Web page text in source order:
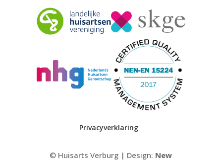
Privacyverklaring
© Huisarts Verburg | Design: New